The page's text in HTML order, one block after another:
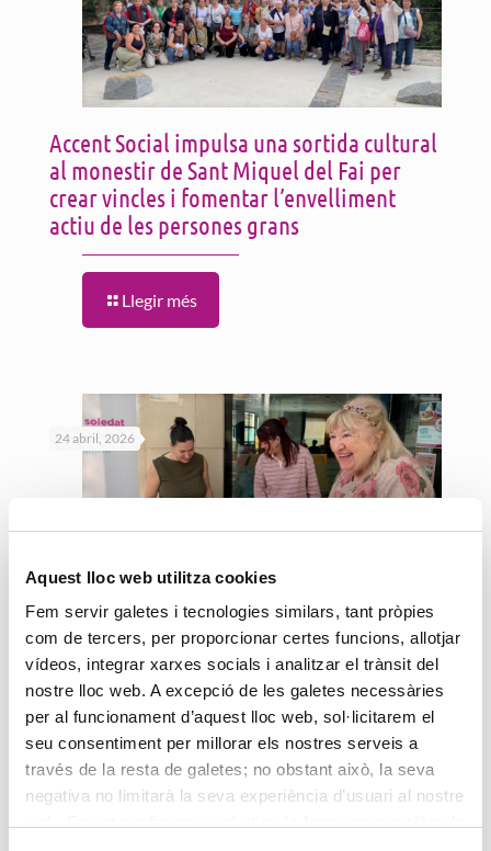
Aquest lloc web utilitza cookies
Fem servir galetes i tecnologies similars, tant pròpies
com de tercers, per proporcionar certes funcions, allotjar
vídeos, integrar xarxes socials i analitzar el trànsit del
nostre lloc web. A excepció de les galetes necessàries
per al funcionament d’aquest lloc web, sol·licitarem el
seu consentiment per millorar els nostres serveis a
través de la resta de galetes; no obstant això, la seva
negativa no limitarà la seva experiència d’usuari al nostre
Accent Social impulsa una sortida cultural
al monestir de Sant Miquel del Fai per
crear vincles i fomentar l’envelliment
actiu de les persones grans
Llegir més
24 abril, 2026
Accent Social regala més de dos-cents
llibres contra la soledat a persones
usuàries durant la diada de Sant Jordi